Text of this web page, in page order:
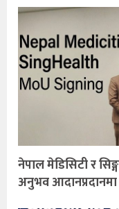
नेपाल मेडिसिटी र
अनुभव